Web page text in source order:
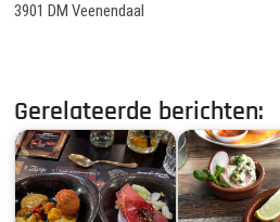
3901 DM Veenendaal
Gerelateerde berichten: